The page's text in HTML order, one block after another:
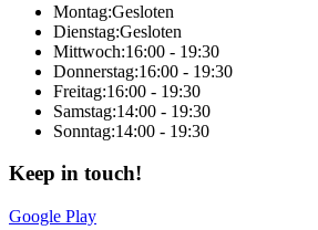
Montag:Gesloten
Dienstag:Gesloten
Mittwoch:16:00 - 19:30
Donnerstag:16:00 - 19:30
Freitag:16:00 - 19:30
Samstag:14:00 - 19:30
Sonntag:14:00 - 19:30
Keep in touch!
Google Play